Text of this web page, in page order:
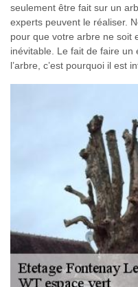
seulement être fait sur un
experts peuvent le réaliser.
pour que votre arbre ne soit
inévitable. Le fait de faire
l’arbre, c’est pourquoi il est